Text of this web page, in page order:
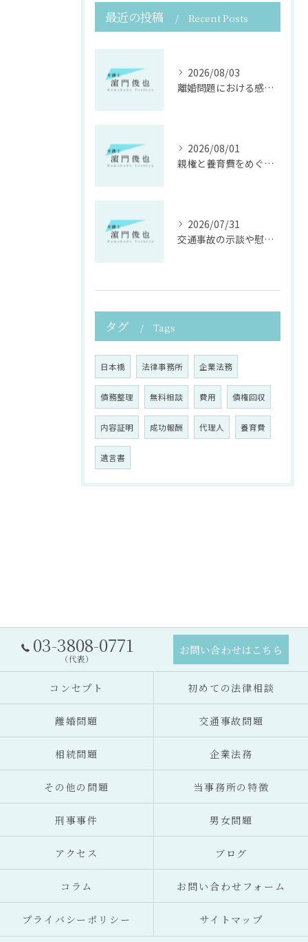
最近の投稿 Recent Posts
2026/08/03
離婚問題における感情面に配慮した誠実な法律サポート
2026/08/01
親権と養育費をめぐる法律支援の重要性
2026/07/31
交通事故の示談や慰謝料算定の具体的手法
タグ Tags
日本橋 法律事務所 企業法務
債務整理 無料相談 費用 債権回収
内容証明 成功報酬 代理人 養育費
遺言書
03-3808-0771
（代表）
お問い合わせはこちら
コンセプト 初めての法律相談
離婚問題 交通事故問題
相続問題 企業法務
その他の問題 当事務所の特徴
刑事事件 男女問題
アクセス ブログ
コラム お問い合わせフォーム
プライバシーポリシー サイトマップ